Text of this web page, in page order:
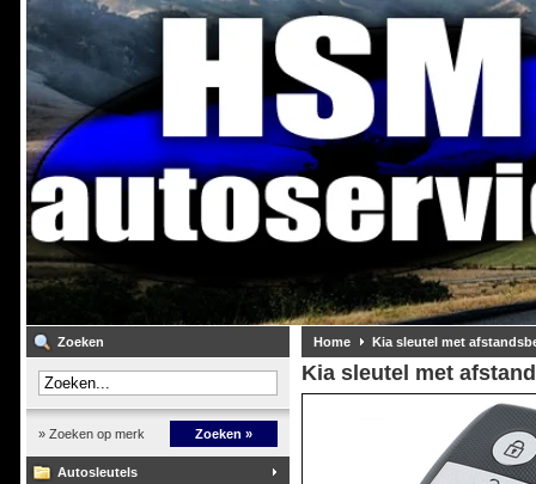
Zoeken
» Zoeken op merk Zoeken »
Autosleutels
Home Kia sleutel met
Kia sleutel met